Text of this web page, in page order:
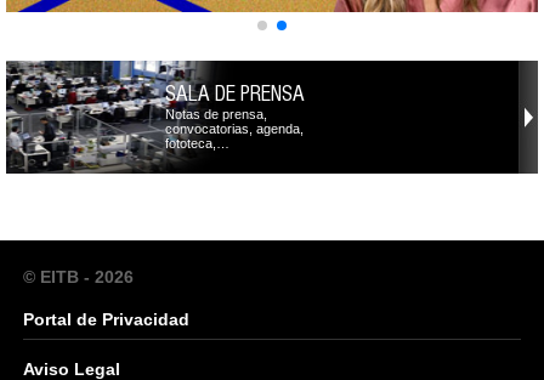
SALA DE PRENSA
Notas de prensa,
convocatorias, agenda,
fototeca,…
© EITB - 2026
Portal de Privacidad
Aviso Legal